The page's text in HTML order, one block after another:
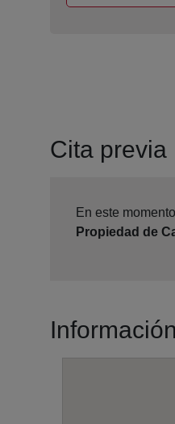
Cita previa
En este
Propiedad de